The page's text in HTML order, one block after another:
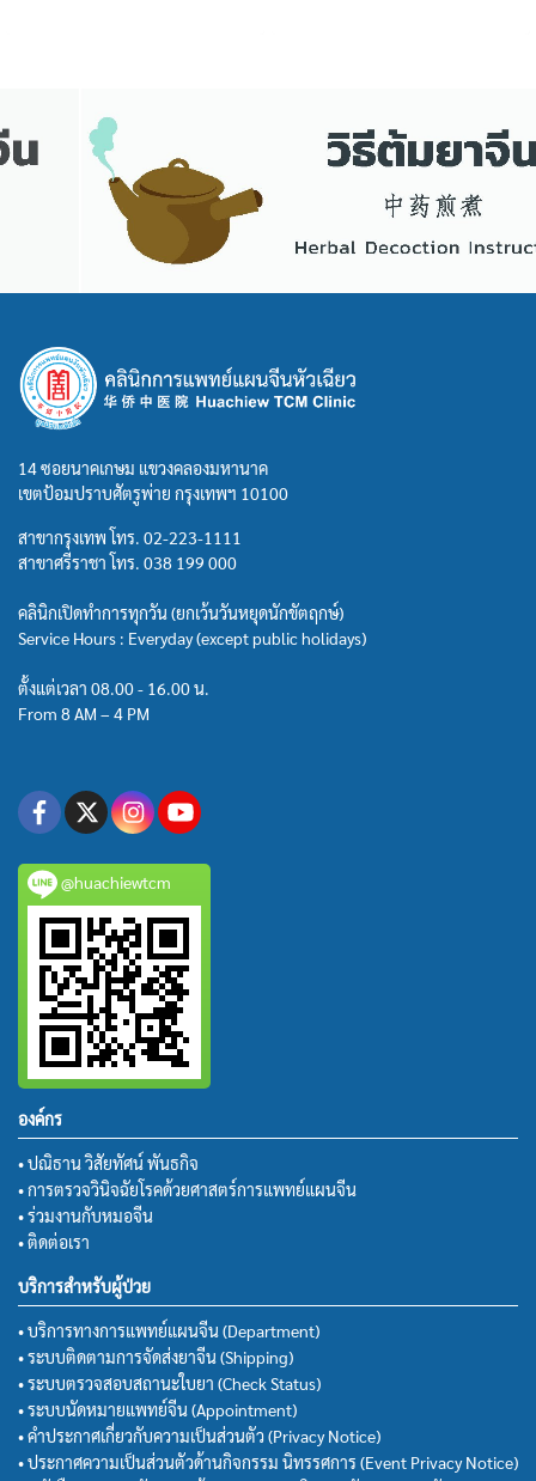
14 ซอยนาคเกษม แขวงคลองมหานาค
เขตป้อมปราบศัตรูพ่าย กรุงเทพฯ 10100
สาขากรุงเทพ โทร. 02-223-1111
สาขาศรีราชา โทร. 038 199 000
คลินิกเปิดทำการทุกวัน (ยกเว้นวันหยุดนักขัตฤกษ์)
Service Hours : Everyday (except public holidays)
ตั้งแต่เวลา 08.00 - 16.00 น.
From 8 AM – 4 PM
@huachiewtcm
องค์กร
• ปณิธาน วิสัยทัศน์ พันธกิจ
• การตรวจวินิจฉัยโรคด้วยศาสตร์การแพทย์แผนจีน
• ร่วมงานกับหมอจีน
• ติดต่อเรา
บริการสำหรับผู้ป่วย
• บริการทางการแพทย์แผนจีน (Department)
• ระบบติดตามการจัดส่งยาจีน (Shipping)
• ระบบตรวจสอบสถานะใบยา (Check Status)
• ระบบนัดหมายแพทย์จีน (Appointment)
• คำประกาศเกี่ยวกับความเป็นส่วนตัว (Privacy Notice)
• ประกาศความเป็นส่วนตัวด้านกิจกรรม นิทรรศการ (Event Privacy Notice)